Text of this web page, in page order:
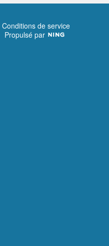
Conditions de service
Propulsé par